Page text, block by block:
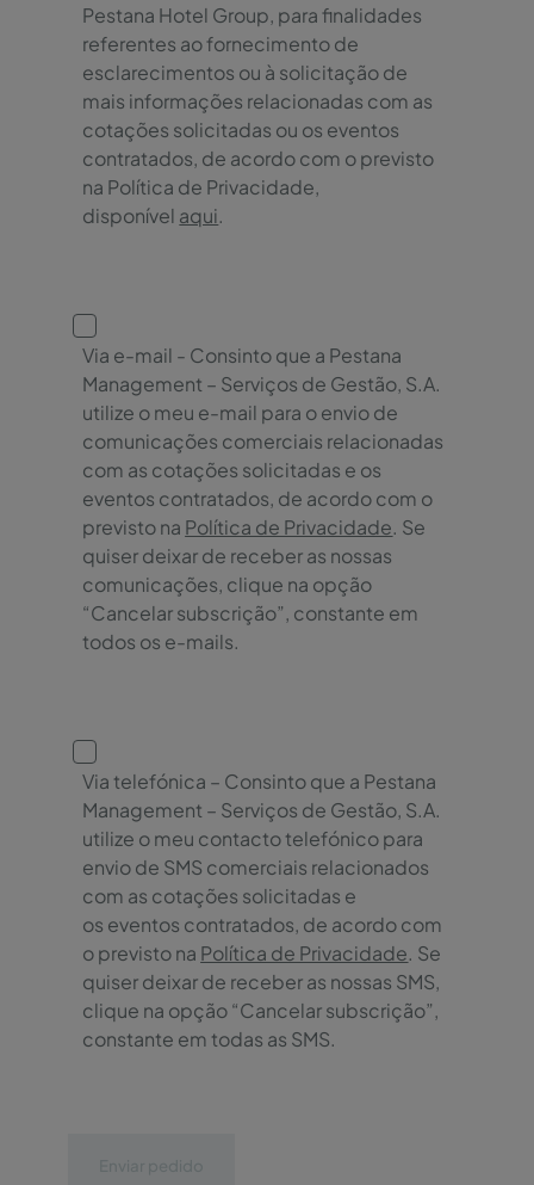
Pestana Hotel Group, para finalidades
referentes ao fornecimento de
esclarecimentos ou à solicitação de
mais informações relacionadas com as
cotações solicitadas ou os eventos
contratados, de acordo com o previsto
na Política de Privacidade,
disponível aqui.
Via e-mail - Consinto que a Pestana
Management – Serviços de Gestão, S.A.
utilize o meu e-mail para o envio de
comunicações comerciais relacionadas
com as cotações solicitadas e os
eventos contratados, de acordo com o
previsto na Política de Privacidade. Se
quiser deixar de receber as nossas
comunicações, clique na opção
“Cancelar subscrição”, constante em
todos os e-mails.
Via telefónica – Consinto que a Pestana
Management – Serviços de Gestão, S.A.
utilize o meu contacto telefónico para
envio de SMS comerciais relacionados
com as cotações solicitadas e
os eventos contratados, de acordo com
o previsto na Política de Privacidade. Se
quiser deixar de receber as nossas SMS,
clique na opção “Cancelar subscrição”,
constante em todas as SMS.